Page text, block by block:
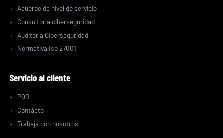
Acuerdo de nivel de servicio
Consultoría ciberseguridad
Auditoría Ciberseguridad
Normativa Iso 27001
Servicio al cliente
PQR
Contácto
Trabaja con nosotros